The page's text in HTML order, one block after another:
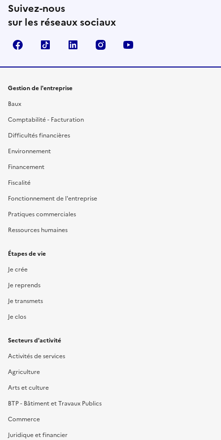
Suivez-nous
sur les réseaux sociaux
FacebookTikTok Linkedin Instagram
Gestion de l'entreprise
Baux
Comptabilité - Facturation
Difficultés financières
Environnement
Financement
Fiscalité
Fonctionnement de l'entreprise
Pratiques commerciales
Ressources humaines
Étapes de vie
Je crée
Je reprends
Je transmets
Je clos
Secteurs d'activité
Activités de services
Agriculture
Arts et culture
BTP - Bâtiment et Travaux Publics
Commerce
Juridique et financier